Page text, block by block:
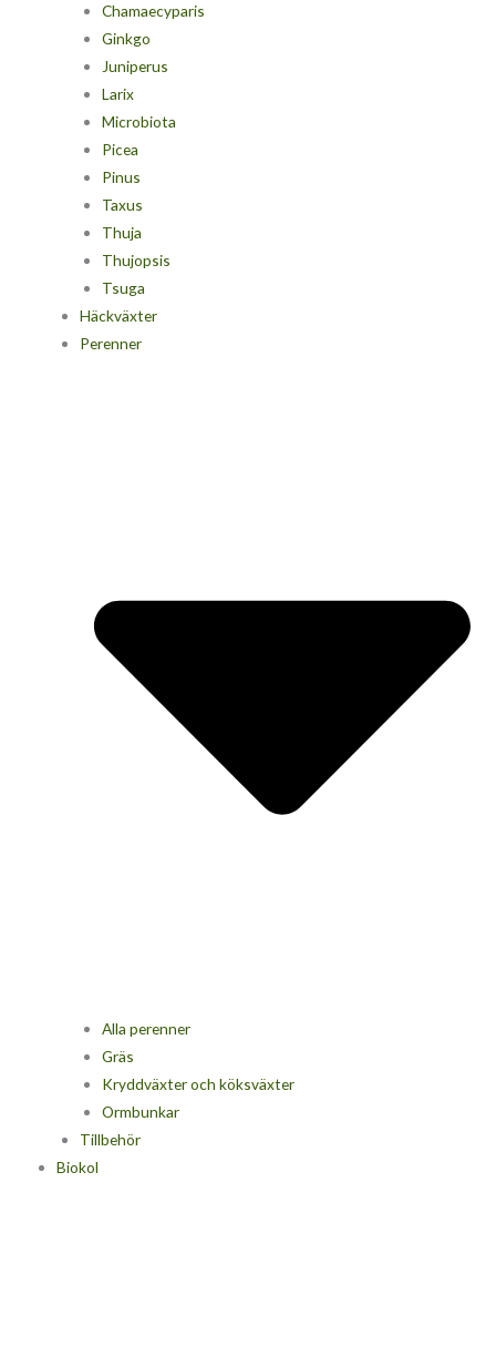
Chamaecyparis
Ginkgo
Juniperus
Larix
Microbiota
Picea
Pinus
Taxus
Thuja
Thujopsis
Tsuga
Häckväxter
Perenner
Alla perenner
Gräs
Kryddväxter och köksväxter
Ormbunkar
Tillbehör
Biokol